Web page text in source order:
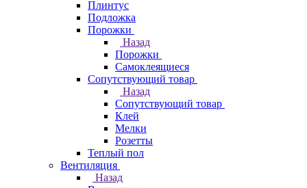
Плинтус
Подложка
Порожки
Назад
Порожки
Самоклеящиеся
Сопутствующий товар
Назад
Сопутствующий товар
Клей
Мелки
Розетты
Теплый пол
Вентиляция
Назад